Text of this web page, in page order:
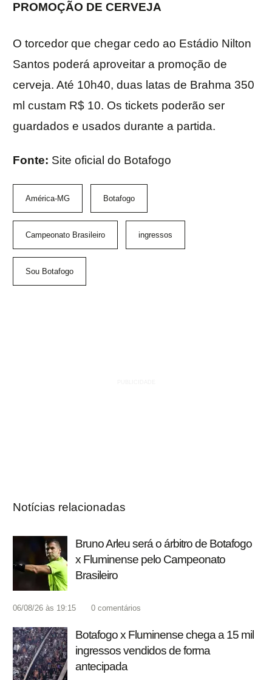
PROMOÇÃO DE CERVEJA
O torcedor que chegar cedo ao Estádio Nilton
Santos poderá aproveitar a promoção de
cerveja. Até 10h40, duas latas de Brahma 350
ml custam R$ 10. Os tickets poderão ser
guardados e usados durante a partida.
Fonte: Site oficial do Botafogo
América-MG Botafogo
Campeonato Brasileiro ingressos
Sou Botafogo
Notícias relacionadas
Bruno Arleu será o árbitro de Botafogo
x Fluminense pelo Campeonato
Brasileiro
06/08/26 às 19:15 0 comentários
Botafogo x Fluminense chega a 15 mil
ingressos vendidos de forma
antecipada